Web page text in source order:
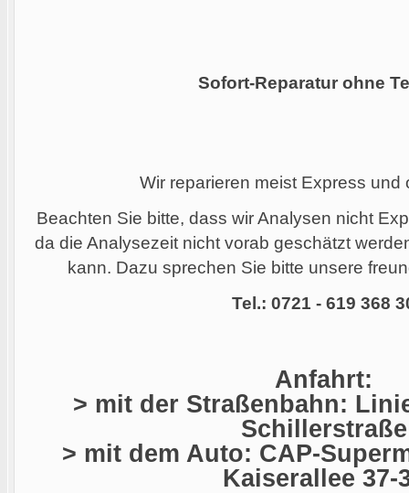
Sofort-Reparatur ohne
Wir reparieren meist Express und
Beachten Sie bitte, dass wir Analysen nicht
da die Analysezeit nicht vorab geschätzt
kann. Dazu sprechen Sie bitte unsere
Tel.: 0721 - 619 368
Anfahrt:
> mit der Straßenbahn:
Schillerstraße
> mit dem Auto: CAP-
Kaiserallee 37-